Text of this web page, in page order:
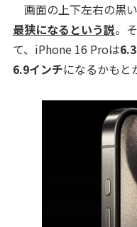
画面の上下左右の黒
最狭になるという説。
て、iPhone 16 Proは
6.9インチになるかもと